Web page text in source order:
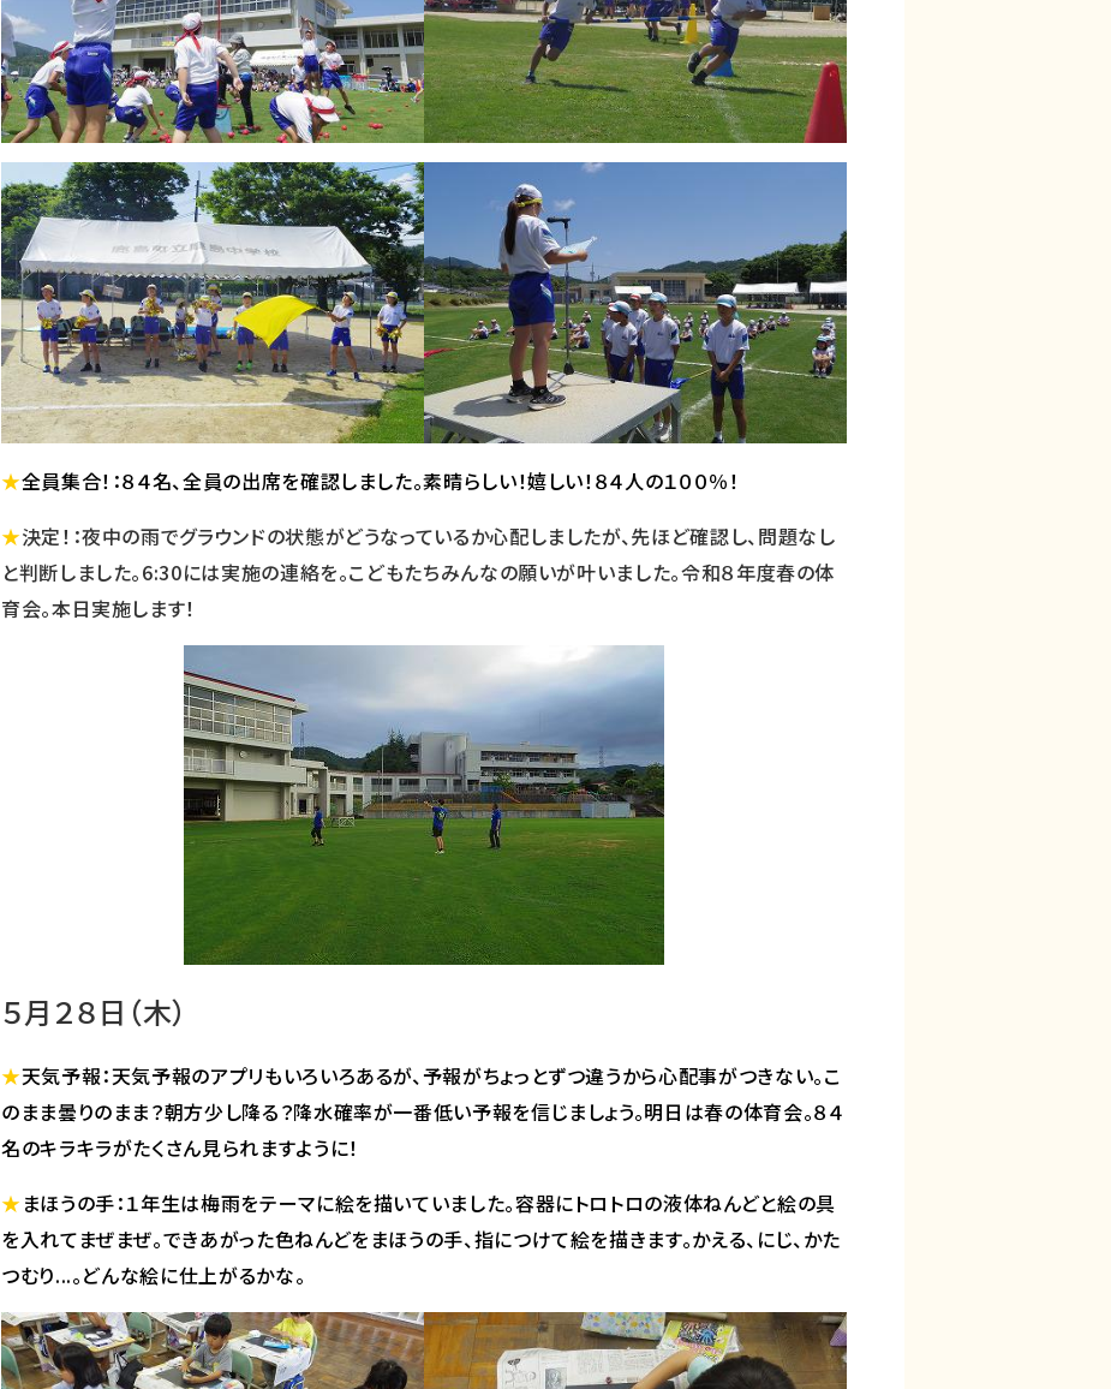
★全員集合！：８４名、全員の出席を確認しました。素晴らしい！嬉しい！８４人の１００％！
★決定！：夜中の雨でグラウンドの状態がどうなっているか心配しましたが、先ほど確認し、問題なし
と判断しました。6:30には実施の連絡を。こどもたちみんなの願いが叶いました。令和８年度春の体
育会。本日実施します！
５月２８日（木）
★天気予報：天気予報のアプリもいろいろあるが、予報がちょっとずつ違うから心配事がつきない。こ
のまま曇りのまま？朝方少し降る？降水確率が一番低い予報を信じましょう。明日は春の体育会。８４
名のキラキラがたくさん見られますように！
★ まほうの手：１年生は梅雨をテーマに絵を描いていました。容器にトロトロの液体ねんどと絵の具
を入れてまぜまぜ。できあがった色ねんどをまほうの手、指につけて絵を描きます。かえる、にじ、かた
つむり...。どんな絵に仕上がるかな。